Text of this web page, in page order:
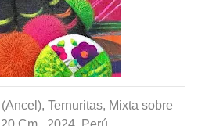
Ternuritas, Mixta sobre